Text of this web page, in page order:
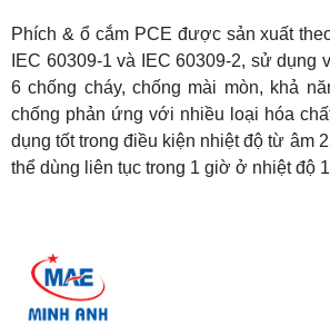
Phích & ổ cắm PCE được sản xuất
IEC 60309-1 và IEC 60309-2, sử dụng
6 chống cháy, chống mài mòn, khả
chống phản ứng với nhiều loại hóa
dụng tốt trong điều kiện nhiệt độ từ âm
thể dùng liên tục trong 1 giờ ở nhiệt độ